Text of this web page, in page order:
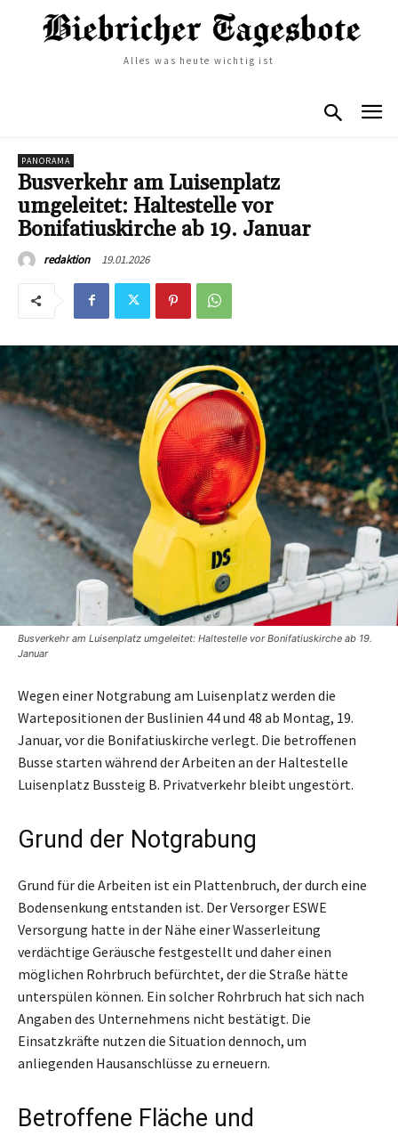
Alles was heute wichtig ist
PANORAMA
Busverkehr am Luisenplatz
umgeleitet: Haltestelle vor
Bonifatiuskirche ab 19. Januar
redaktion 19.01.2026
Busverkehr am Luisenplatz umgeleitet: Haltestelle vor Bonifatiuskirche ab 19.
Januar
Wegen einer Notgrabung am Luisenplatz werden die
Wartepositionen der Buslinien 44 und 48 ab Montag, 19.
Januar, vor die Bonifatiuskirche verlegt. Die betroffenen
Busse starten während der Arbeiten an der Haltestelle
Luisenplatz Bussteig B. Privatverkehr bleibt ungestört.
Grund der Notgrabung
Grund für die Arbeiten ist ein Plattenbruch, der durch eine
Bodensenkung entstanden ist. Der Versorger ESWE
Versorgung hatte in der Nähe einer Wasserleitung
verdächtige Geräusche festgestellt und daher einen
möglichen Rohrbruch befürchtet, der die Straße hätte
unterspülen können. Ein solcher Rohrbruch hat sich nach
Angaben des Unternehmens nicht bestätigt. Die
Einsatzkräfte nutzen die Situation dennoch, um
anliegenden Hausanschlüsse zu erneuern.
Betroffene Fläche und